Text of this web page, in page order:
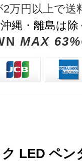
万円以上で送
沖縄・離島は
MAX
LED ペン